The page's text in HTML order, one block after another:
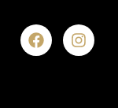
c
e
b
s
t
a